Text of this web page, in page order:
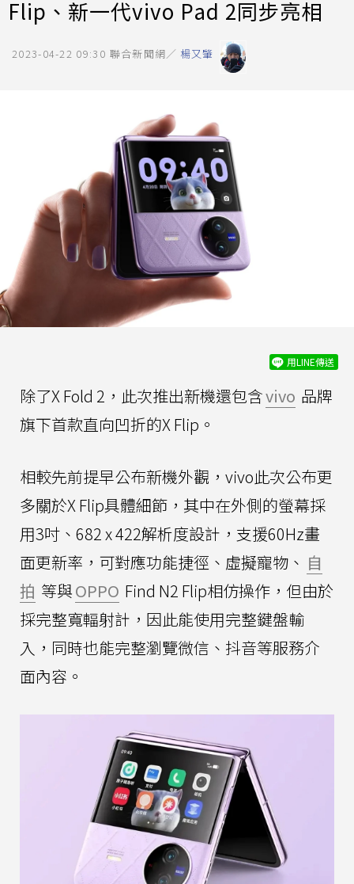
Flip、新一代vivo Pad 2同步亮相
2023-04-22 09:30 聯合新聞網／ 楊又肇
用LINE傳送
除了X Fold 2，此次推出新機還包含vivo 品牌
旗下首款直向凹折的X Flip。
相較先前提早公布新機外觀，vivo此次公布更
多關於X Flip具體細節，其中在外側的螢幕採
用3吋、682 x 422解析度設計，支援60Hz畫
面更新率，可對應功能捷徑、虛擬寵物、 自
拍 等與OPPO Find N2 Flip相仿操作，但由於
採完整寬輻射計，因此能使用完整鍵盤輸
入，同時也能完整瀏覽微信、抖音等服務介
面內容。